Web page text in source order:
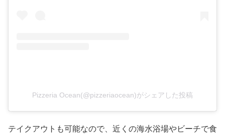
Pizzeria Ocean(@pizzeriaocean)がシェアした投稿
テイクアウトも可能なので、近くの海水浴場やビーチで食